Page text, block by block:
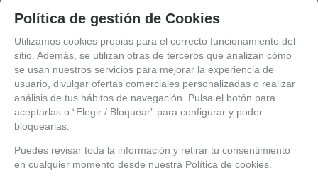
Política de gestión de Cookies
Utilizamos cookies propias para el correcto funcionamiento del
sitio. Además, se utilizan otras de terceros que analizan cómo
se usan nuestros servicios para mejorar la experiencia de
usuario, divulgar ofertas comerciales personalizadas o realizar
análisis de tus hábitos de navegación. Pulsa el botón para
aceptarlas o “Elegir / Bloquear” para configurar y poder
bloquearlas.
Puedes revisar toda la información y retirar tu consentimiento
en cualquier momento desde nuestra Política de cookies.